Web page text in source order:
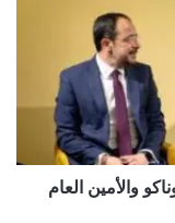
والأمين العام